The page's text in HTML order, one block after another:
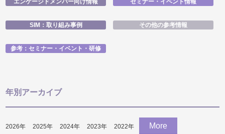
エンゲージドメンバー向け情報 セミナー・イベント情報
SIM：取り組み事例 その他の参考情報
参考：セミナー・イベント・研修
年別アーカイブ
2026年 2025年 2024年 2023年 2022年 More